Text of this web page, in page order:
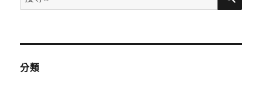
一
尋
鍵
分類